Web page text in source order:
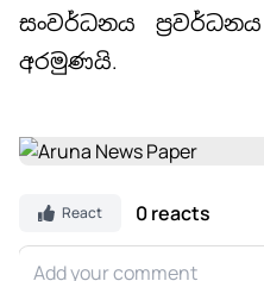
සංවර්ධනය
අරමුණයි.
React 0 reacts